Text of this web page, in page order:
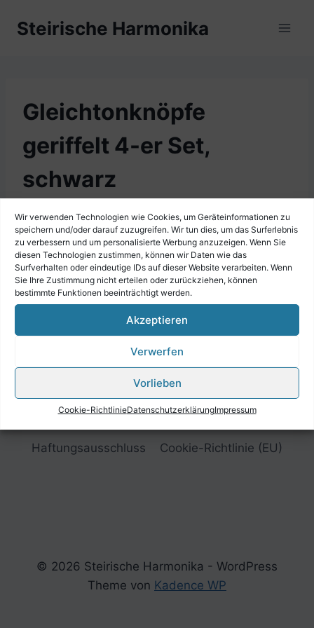
Wir verwenden Technologien wie Cookies, um Geräteinformationen zu
speichern und/oder darauf zuzugreifen. Wir tun dies, um das Surferlebnis
zu verbessern und um personalisierte Werbung anzuzeigen. Wenn Sie
diesen Technologien zustimmen, können wir Daten wie das
Surfverhalten oder eindeutige IDs auf dieser Website verarbeiten. Wenn
Sie Ihre Zustimmung nicht erteilen oder zurückziehen, können
bestimmte Funktionen beeinträchtigt werden.
Akzeptieren
Verwerfen
Vorlieben
Cookie-RichtlinieDatenschutzerklärungImpressum
InhaltSteirische Harmonika
Gleichtonknöpfe
geriffelt 4-er Set,
schwarz
Haftungsausschluss
Cookie-Richtlinie (EU)
© 2026 Steirische Harmonika - WordPress
Theme von Kadence WP